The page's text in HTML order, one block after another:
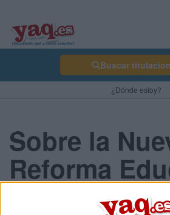
Buscar
¿Dónde estoy?
Sobre la
Reforma
(LOMCE)